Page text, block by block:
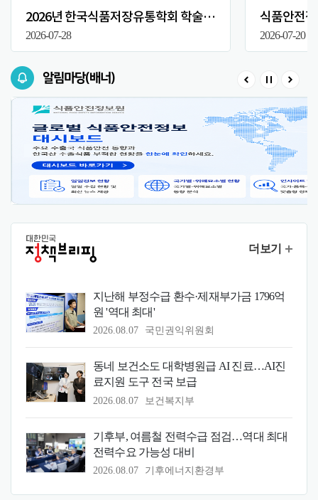
2026년 한국식품저장유통학회 학술대회
2026-07-28
식품안전
2026-07-20
알림마당(배너)